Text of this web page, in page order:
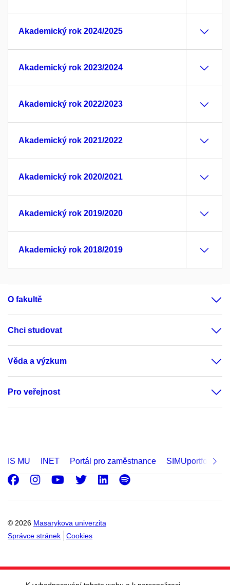
Akademický rok 2024/2025
Akademický rok 2023/2024
Akademický rok 2022/2023
Akademický rok 2021/2022
Akademický rok 2020/2021
Akademický rok 2019/2020
Akademický rok 2018/2019
O fakultě
Chci studovat
Věda a výzkum
Pro veřejnost
IS MU INET Portál pro zaměstnance SIMUportfolio
© 2026 Masarykova univerzita
Správce stránek
Cookies
Facebook
Instagram
Youtube
Twitter
LinkedIn
Spotify